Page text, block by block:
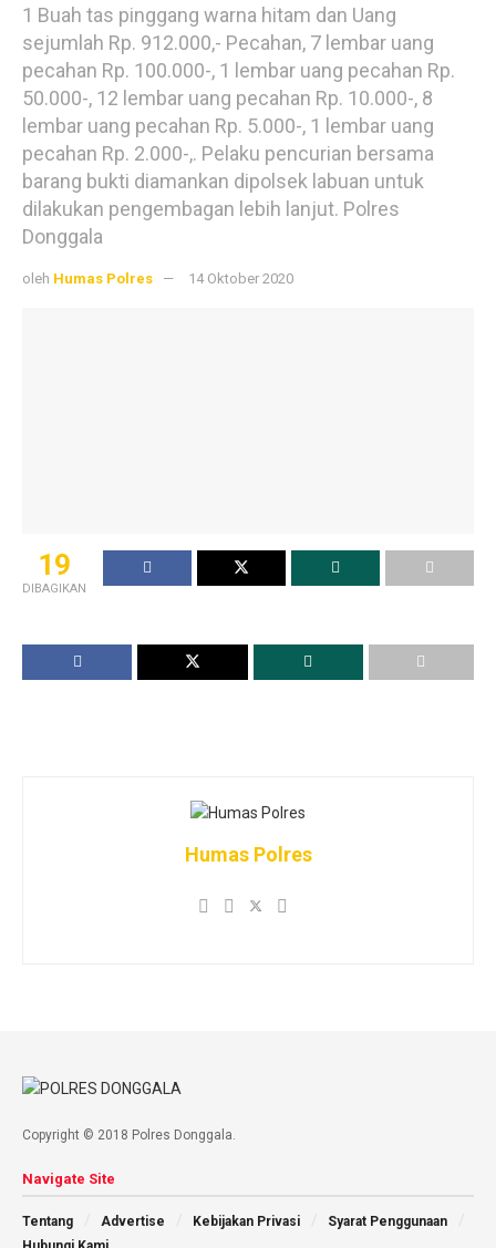
1 Buah tas pinggang warna hitam dan Uang
sejumlah Rp. 912.000,- Pecahan, 7 lembar uang
pecahan Rp. 100.000-, 1 lembar uang pecahan Rp.
50.000-, 12 lembar uang pecahan Rp. 10.000-, 8
lembar uang pecahan Rp. 5.000-, 1 lembar uang
pecahan Rp. 2.000-,. Pelaku pencurian bersama
barang bukti diamankan dipolsek labuan untuk
dilakukan pengembagan lebih lanjut. Polres
Donggala
oleh Humas Polres 14 Oktober 2020
19
DIBAGIKAN
Humas Polres
Copyright © 2018 Polres Donggala.
Navigate Site
Tentang Advertise Kebijakan Privasi
Syarat Penggunaan